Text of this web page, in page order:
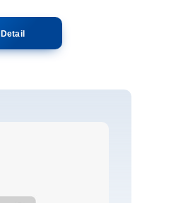
Detail